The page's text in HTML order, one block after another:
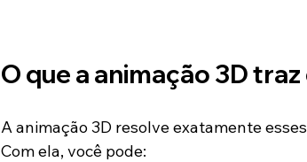
O que a animação 3D
A animação 3D resolve exatamente
Com ela, você pode: